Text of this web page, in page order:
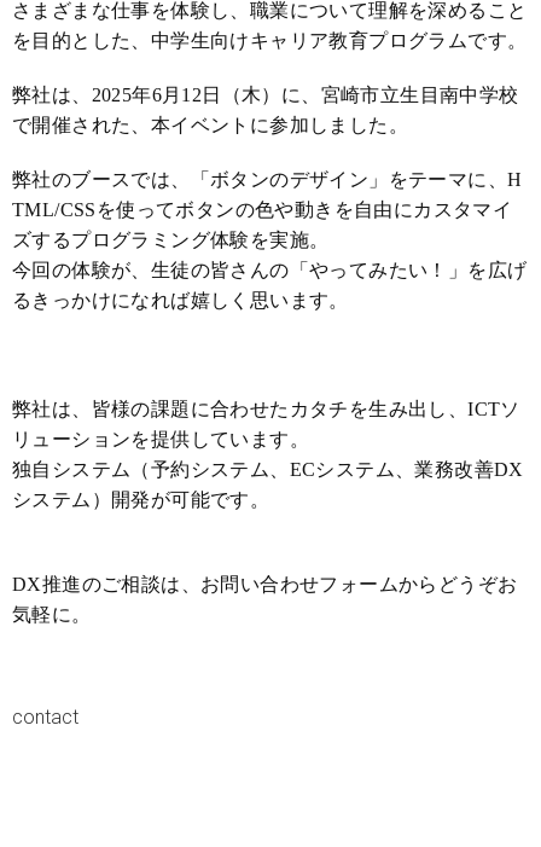
さまざまな仕事を体験し、職業について理解を深めること
を目的とした、中学生向けキャリア教育プログラムです。
弊社は、2025年6月12日（木）に、宮崎市立生目南中学校
で開催された、本イベントに参加しました。
弊社のブースでは、「ボタンのデザイン」をテーマに、H
TML/CSSを使ってボタンの色や動きを自由にカスタマイ
ズするプログラミング体験を実施。
今回の体験が、生徒の皆さんの「やってみたい！」を広げ
るきっかけになれば嬉しく思います。
弊社は、皆様の課題に合わせたカタチを生み出し、ICTソ
リューションを提供しています。
独自システム（予約システム、ECシステム、業務改善DX
システム）開発が可能です。
DX推進のご相談は、お問い合わせフォームからどうぞお
気軽に。
contact